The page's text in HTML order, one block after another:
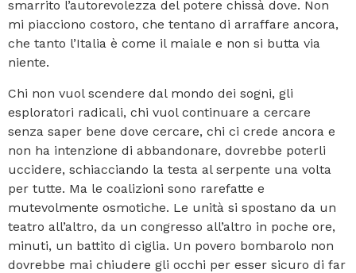
smarrito l’autorevolezza del potere chissà dove. Non
mi piacciono costoro, che tentano di arraffare ancora,
che tanto l’Italia è come il maiale e non si butta via
niente.
Chi non vuol scendere dal mondo dei sogni, gli
esploratori radicali, chi vuol continuare a cercare
senza saper bene dove cercare, chi ci crede ancora e
non ha intenzione di abbandonare, dovrebbe poterli
uccidere, schiacciando la testa al serpente una volta
per tutte. Ma le coalizioni sono rarefatte e
mutevolmente osmotiche. Le unità si spostano da un
teatro all’altro, da un congresso all’altro in poche ore,
minuti, un battito di ciglia. Un povero bombarolo non
dovrebbe mai chiudere gli occhi per esser sicuro di far